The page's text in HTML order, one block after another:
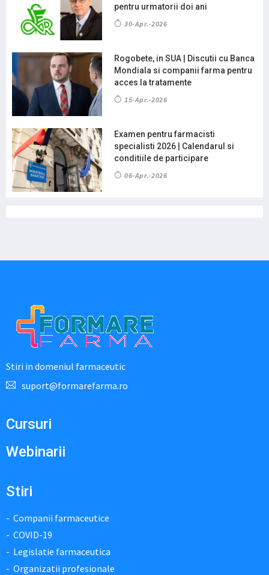
pentru urmatorii doi ani
30-Apr.-2026
Rogobete, in SUA | Discutii cu Banca
Mondiala si companii farma pentru
acces la tratamente
15-Apr.-2026
Examen pentru farmacisti
specialisti 2026 | Calendarul si
conditiile de participare
06-Apr.-2026
Stiri in domeniul farmaceutic
suport@formarefarma.ro
Cursuri
Webinarii
Stiri
Companii farmaceutice
COVID-19
Legislatie farmaceutica
Organizatii profesionale